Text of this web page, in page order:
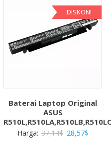
28,57$.
DISKON!
Baterai Laptop Original
ASUS
Harga: 37,14$ Harga
28,57$Harga